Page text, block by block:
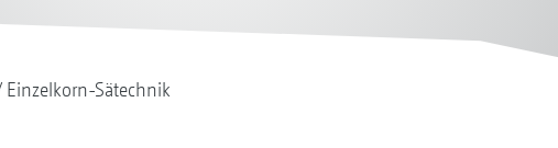
Einzelkorn-Sätechnik